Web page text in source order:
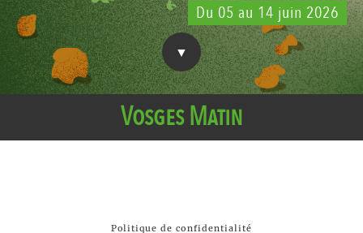
Du 05 au 14 juin 2026
Vosges Matin
Politique de confidentialité